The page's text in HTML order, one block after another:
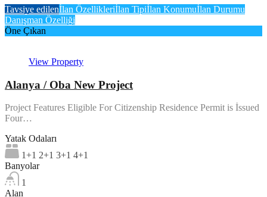
Tavsiye edilenİlan Özellikleriİlan Tipiİlan Konumuİlan Durumu
Danışman Özelliği
Öne Çıkan
View Property
Alanya / Oba New Project
Project Features Eligible For Citizenship Residence Permit is İssued
Four…
Yatak Odaları
1+1 2+1 3+1 4+1
Banyolar
1
Alan